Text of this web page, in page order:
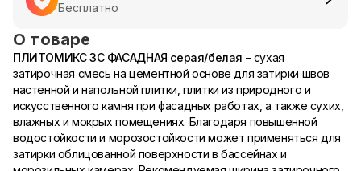
Бесплатно
О товаре
ПЛИТОМИКС ЗС ФАСАДНАЯ серая/белая – сухая
затирочная смесь на цементной основе для затирки швов
настенной и напольной плитки, плитки из природного и
искусственного камня при фасадных работах, а также сухих,
влажных и мокрых помещениях. Благодаря повышенной
водостойкости и морозостойкости может применяться для
затирки облицованной поверхности в бассейнах и